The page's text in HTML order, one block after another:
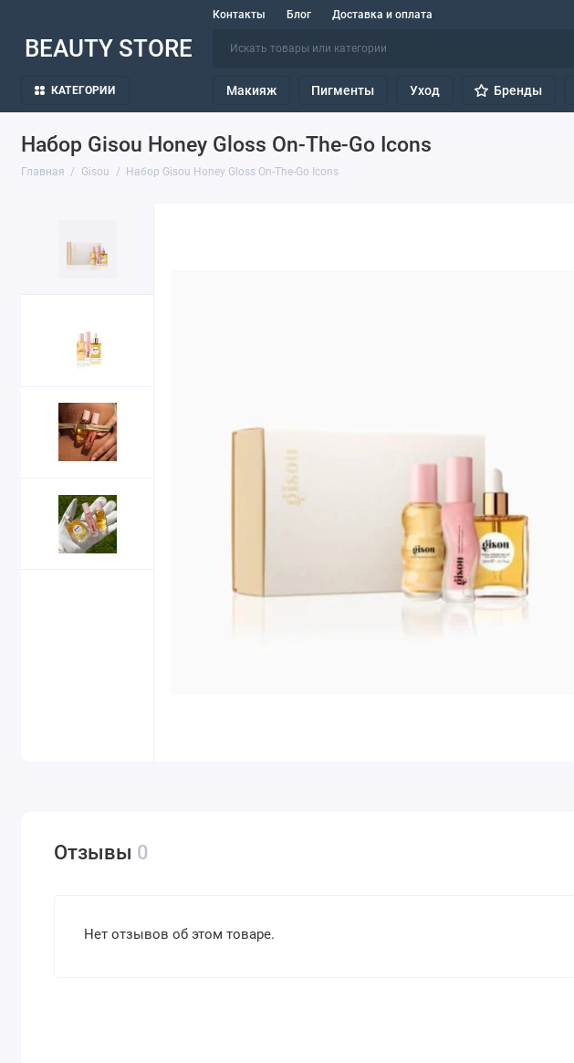
Контакты Блог Доставка и оплата
BEAUTY STORE
КАТЕГОРИИ Макияж Пигменты Уход Бренды
Набор Gisou Honey Gloss On-The-Go Icons
Главная Gisou Набор Gisou Honey Gloss On-The-Go Icons
Отзывы 0
Нет отзывов об этом товаре.